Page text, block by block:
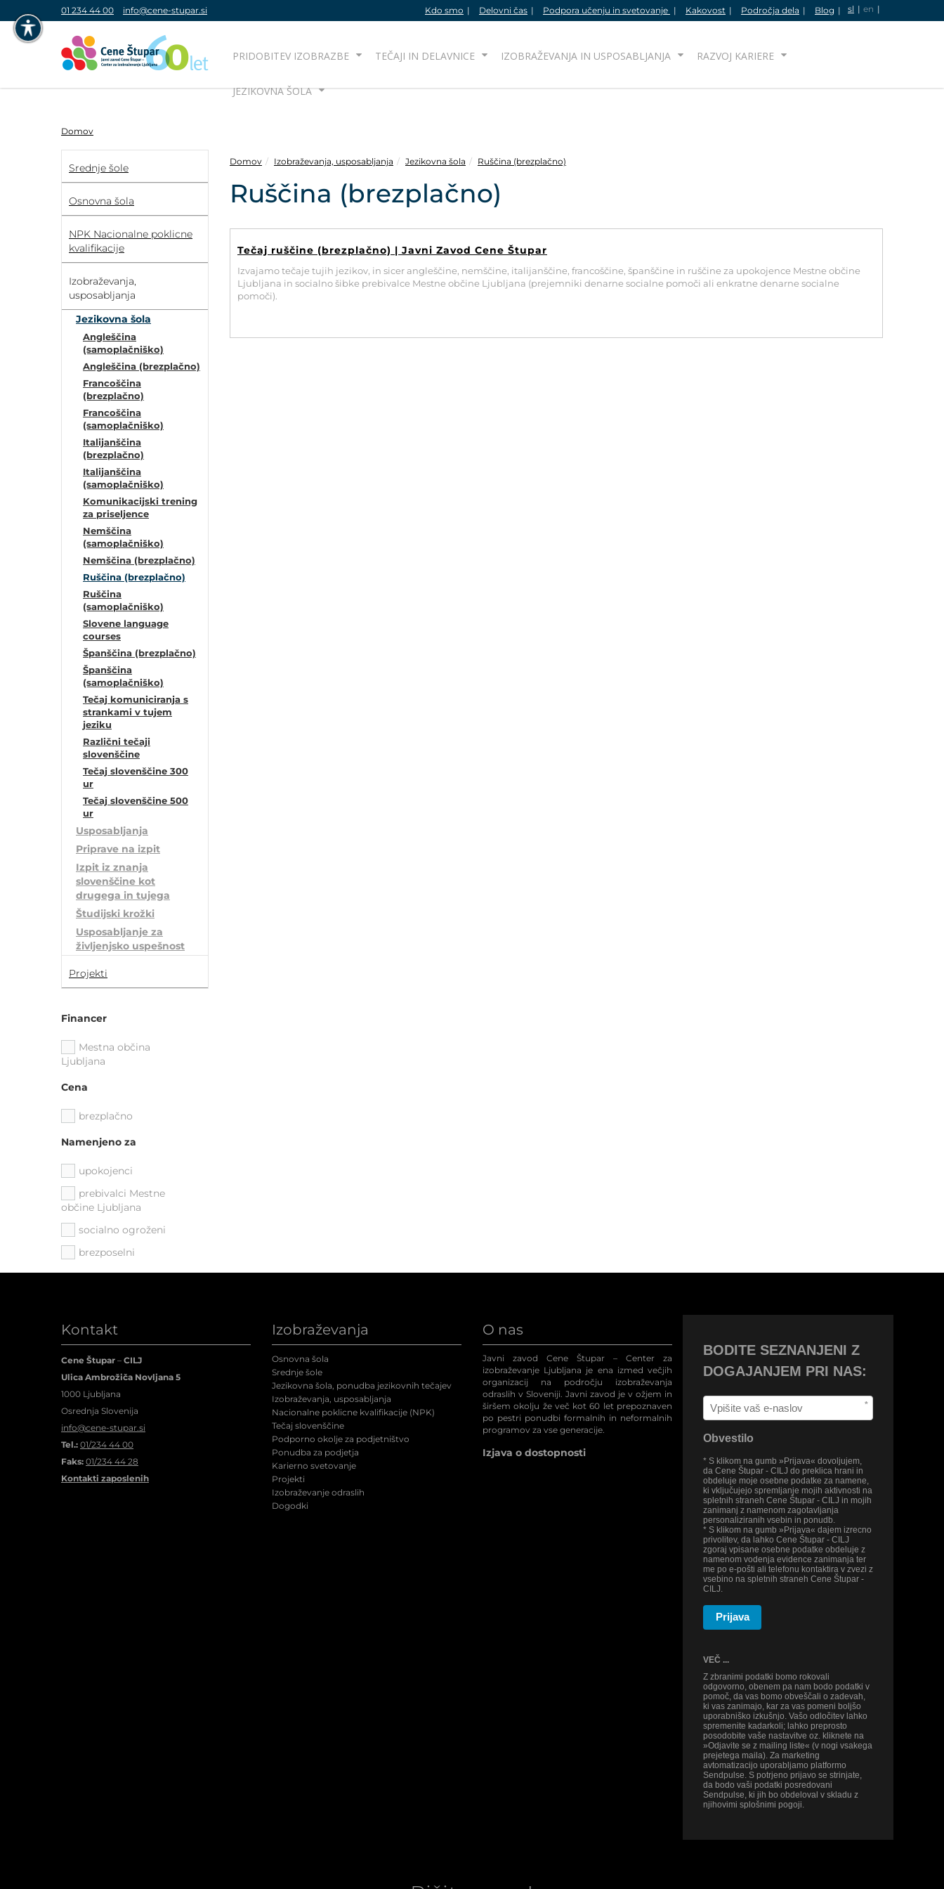
NAVIGACIJA PREKO TIPKOVNICE
POVEČAJ PISAVO
POMANJŠAJ PISAVO
OZNAČI NASLOVE
OZNAČI POVEZAVE
PODČRTAJ POVEZAVE
ZEMLJEVID STRANI
IZJAVA O DOSTOPNOSTI
01 234 44 00 info@cene-stupar.si sl en
Kdo smo Delovni čas Podpora učenju in svetovanje Kakovost Področja dela Blog
PRIDOBITEV IZOBRAZBE TEČAJI IN DELAVNICE IZOBRAŽEVANJA IN USPOSABLJANJA RAZVOJ KARIERE
JEZIKOVNA ŠOLA
Domov
Srednje šole
Osnovna šola
NPK Nacionalne poklicne
kvalifikacije
Izobraževanja,
usposabljanja
Jezikovna šola
Angleščina
(samoplačniško)
Angleščina (brezplačno)
Francoščina
(brezplačno)
Francoščina
(samoplačniško)
Italijanščina
(brezplačno)
Italijanščina
(samoplačniško)
Komunikacijski trening
za priseljence
Nemščina
(samoplačniško)
Nemščina (brezplačno)
Ruščina (brezplačno)
Ruščina
(samoplačniško)
Slovene language
courses
Španščina (brezplačno)
Španščina
(samoplačniško)
Tečaj komuniciranja s
strankami v tujem
jeziku
Različni tečaji
slovenščine
Tečaj slovenščine 300
ur
Tečaj slovenščine 500
ur
Usposabljanja
Priprave na izpit
Izpit iz znanja
slovenščine kot
drugega in tujega
Študijski krožki
Usposabljanje za
življenjsko uspešnost
Projekti
Financer
Mestna občina
Ljubljana
Cena
brezplačno
Namenjeno za
upokojenci
prebivalci Mestne
občine Ljubljana
socialno ogroženi
brezposelni
Domov Izobraževanja, usposabljanja Jezikovna šola Ruščina (brezplačno)
Ruščina (brezplačno)
Tečaj ruščine (brezplačno) | Javni Zavod Cene Štupar
Izvajamo tečaje tujih jezikov, in sicer angleščine, nemščine, italijanščine, francoščine, španščine in ruščine za upokojence Mestne občine
Ljubljana in socialno šibke prebivalce Mestne občine Ljubljana (prejemniki denarne socialne pomoči ali enkratne denarne socialne
pomoči).
Kontakt
Cene Štupar – CILJ
Ulica Ambrožiča Novljana 5
1000 Ljubljana
Osrednja Slovenija
info@cene-stupar.si
Tel.: 01/234 44 00
Faks: 01/234 44 28
Kontakti zaposlenih
Izobraževanja
Osnovna šola
Srednje šole
Jezikovna šola, ponudba jezikovnih tečajev
Izobraževanja, usposabljanja
Nacionalne poklicne kvalifikacije (NPK)
Tečaj slovenščine
Podporno okolje za podjetništvo
Ponudba za podjetja
Karierno svetovanje
Projekti
Izobraževanje odraslih
Dogodki
O nas
Javni zavod Cene Štupar – Center za
izobraževanje Ljubljana je ena izmed večjih
organizacij na področju izobraževanja
odraslih v Sloveniji. Javni zavod je v ožjem in
širšem okolju že več kot 60 let prepoznaven
po pestri ponudbi formalnih in neformalnih
programov za vse generacije.
Izjava o dostopnosti
BODITE SEZNANJENI Z
DOGAJANJEM PRI NAS:
*
Obvestilo
* S klikom na gumb »Prijava« dovoljujem,
da Cene Štupar - CILJ do preklica hrani in
obdeluje moje osebne podatke za namene,
ki vključujejo spremljanje mojih aktivnosti na
spletnih straneh Cene Štupar - CILJ in mojih
zanimanj z namenom zagotavljanja
personaliziranih vsebin in ponudb.
* S klikom na gumb »Prijava« dajem izrecno
privolitev, da lahko Cene Štupar - CILJ
zgoraj vpisane osebne podatke obdeluje z
namenom vodenja evidence zanimanja ter
me po e-pošti ali telefonu kontaktira v zvezi z
vsebino na spletnih straneh Cene Štupar -
CILJ.
Prijava
VEČ ...
Z zbranimi podatki bomo rokovali
odgovorno, obenem pa nam bodo podatki v
pomoč, da vas bomo obveščali o zadevah,
ki vas zanimajo, kar za vas pomeni boljšo
uporabniško izkušnjo. Vašo odločitev lahko
spremenite kadarkoli; lahko preprosto
posodobite vaše nastavitve oz. kliknete na
»Odjavite se z mailing liste« (v nogi vsakega
prejetega maila). Za marketing
avtomatizacijo uporabljamo platformo
Sendpulse. S potrjeno prijavo se strinjate,
da bodo vaši podatki posredovani
Sendpulse, ki jih bo obdeloval v skladu z
njihovimi splošnimi pogoji.